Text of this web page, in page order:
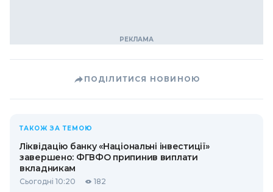
ПОДІЛИТИСЯ НОВИНОЮ
ТАКОЖ ЗА ТЕМОЮ
Ліквідацію банку «Національні інвестиції»
завершено: ФГВФО припинив виплати
вкладникам
Сьогодні 10:20 182